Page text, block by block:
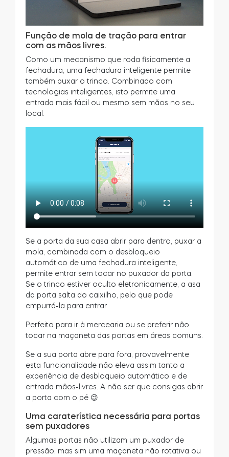
Função de mola de tração para entrar
com as mãos livres.
Como um mecanismo que roda fisicamente a
fechadura, uma fechadura inteligente permite
também puxar o trinco. Combinado com
tecnologias inteligentes, isto permite uma
entrada mais fácil ou mesmo sem mãos no seu
local.
Se a porta da sua casa abrir para dentro, puxar a
mola, combinada com o desbloqueio
automático de uma fechadura inteligente,
permite entrar sem tocar no puxador da porta.
Se o trinco estiver oculto eletronicamente, a asa
da porta salta do caixilho, pelo que pode
empurrá-la para entrar.
Perfeito para ir à mercearia ou se preferir não
tocar na maçaneta das portas em áreas comuns.
Se a sua porta abre para fora, provavelmente
esta funcionalidade não eleva assim tanto a
experiência de desbloqueio automático e de
entrada mãos-livres. A não ser que consigas abrir
a porta com o pé 😉
Uma caraterística necessária para portas
sem puxadores
Algumas portas não utilizam um puxador de
pressão, mas sim uma maçaneta não rotativa ou